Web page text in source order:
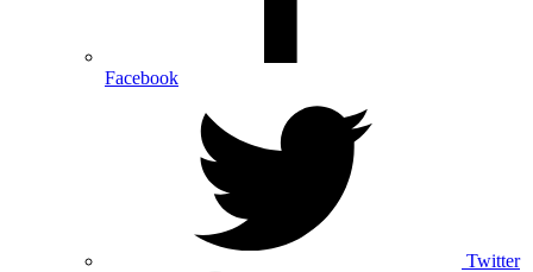
Facebook
Twitter